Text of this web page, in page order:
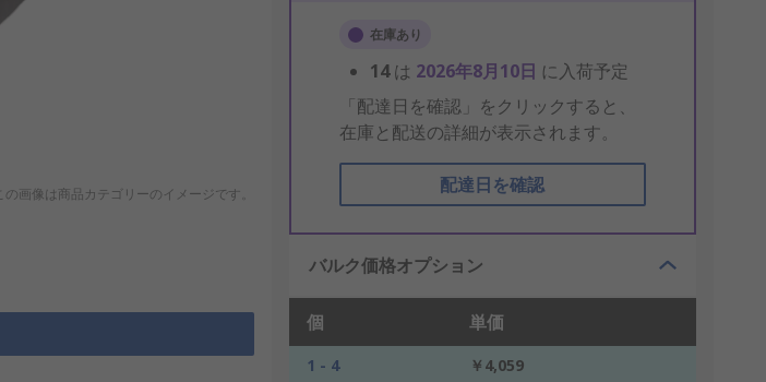
の画像は商品カテゴリーのイメージです。
在庫あり
14は 2026年8月10日 に入荷予定
「配達日を確認」をクリックすると、
在庫と配送の詳細が表示されます。
配達日を確認
バルク価格オプション
個 単価
1 - 4
￥4,059